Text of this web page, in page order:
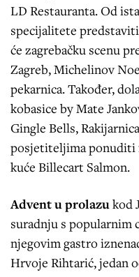
LD Restauranta. Od
specijalitete
će zagrebačku scenu
Zagreb, Michelinov
pekarnica. Također,
kobasice by Mate
Gingle Bells,
posjetiteljima ponuditi
kuće Billecart Salmon.
Advent u prolazu kod
suradnju s popularnim
njegovim gastro
Hrvoje Rihtarić, jedan